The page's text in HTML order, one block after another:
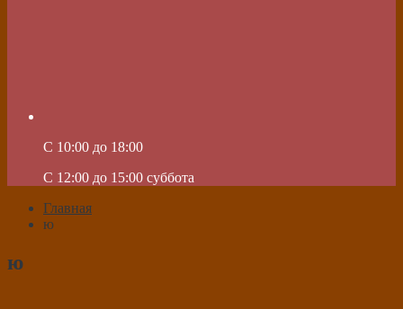
C 10:00 до 18:00
C 12:00 до 15:00 суббота
Главная
ю
ю